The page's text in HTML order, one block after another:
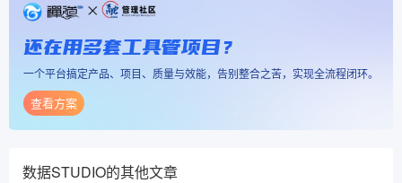
还在用多套工具管项目？
一个平台搞定产品、项目、质量与效能，告别整合之苦，实现全流程闭环。
查看方案
数据STUDIO的其他文章